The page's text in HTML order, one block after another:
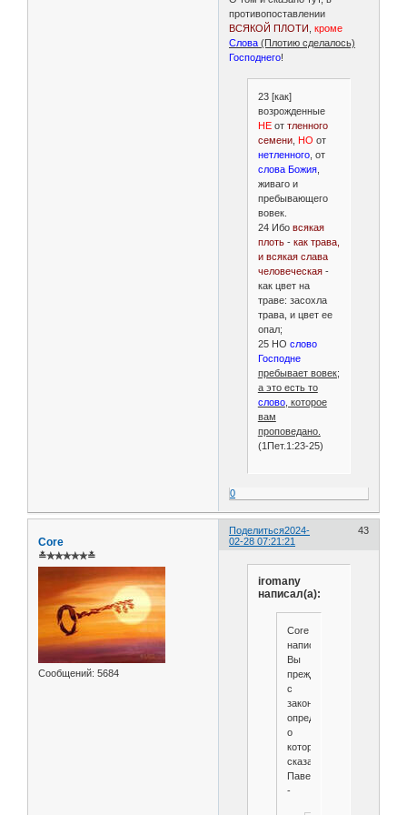
противопоставлении
ВСЯКОЙ ПЛОТИ ,кроме
Слова (Плотию сделалось)
Господнего!
23 [как]
возрожденные
НЕот тленного
семени, НО от
нетленного, от
слова Божия,
живаго и
пребывающего
вовек.
24 Ибо всякая
плоть-как трава,
и всякая слава
человеческая-
как цвет на
траве: засохла
трава, и цвет ее
опал;
25 НО слово
Господне
пребывает вовек;
а это есть то
слово, которое
вам
проповедано.
(1Пет.1:23-25)
0
Поделиться 43
2024-
02-28 07:21:21
Core
≛✯✯✯✯✯≛
Сообщений: 5684
iromany
написал(а):
Core
написал(а):
Вы
прежде
с
законом
определитесь
о
котором
сказал
Павел,
-